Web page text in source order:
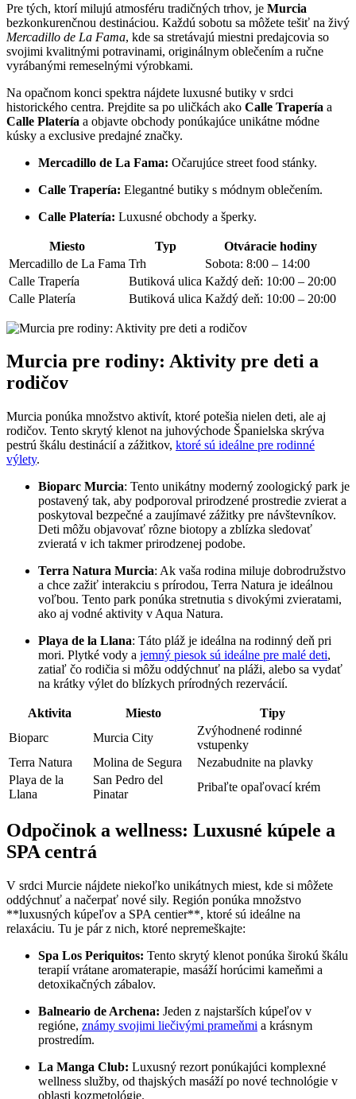
Pre tých, ktorí ​milujú‍ atmosféru tradičných trhov, je Murcia
bezkonkurenčnou​ destináciou. Každú sobotu​ sa môžete tešiť na živý
Mercadillo de‍ La ‍Fama, kde sa stretávajú ‍miestni predajcovia so⁤
svojimi kvalitnými potravinami, originálnym oblečením a ručne
vyrábanými remeselnými výrobkami.
Na opačnom konci spektra nájdete luxusné butiky‌ v⁣ srdci
historického centra. Prejdite sa po uličkách ako Calle Trapería a
Calle Platería a objavte obchody ponúkajúce ⁢unikátne módne
kúsky a exclusive predajné značky.
Mercadillo de La Fama: Očarujúce‍ street food stánky.
Calle Trapería: Elegantné butiky s módnym oblečením.
Calle Platería: Luxusné obchody a‍ šperky.
Miesto Typ
Otváracie hodiny
Mercadillo de La Fama Trh
Sobota: 8:00 – ⁤14:00
Calle Trapería
Butiková ulica Každý deň: 10:00 – 20:00
Calle Platería
Butiková ulica Každý deň:‍ 10:00 – 20:00
Murcia pre rodiny: Aktivity pre deti a
rodičov
Murcia ponúka množstvo aktivít, ktoré potešia nielen deti, ale aj
rodičov. Tento ⁢skrytý klenot na⁤ juhovýchode Španielska skrýva
pestrú škálu destinácií a zážitkov, ktoré sú ideálne pre rodinné
výlety.
Bioparc Murcia: Tento unikátny moderný zoologický park je
postavený‍ tak, aby podporoval prirodzené⁤ prostredie zvierat a
poskytoval bezpečné a zaujímavé ⁤zážitky pre návštevníkov.
Deti môžu objavovať rôzne⁢ biotopy a zblízka sledovať
‍zvieratá⁢ v ich takmer prirodzenej podobe.
Terra Natura Murcia: Ak vaša rodina miluje ⁤dobrodružstvo
a chce zažiť interakciu s ‌prírodou, Terra Natura je ideálnou
voľbou. Tento ‌park ponúka stretnutia s divokými zvieratami,
ako aj vodné aktivity ‍v Aqua Natura.
Playa de la Llana: Táto pláž⁣ je ideálna na rodinný deň pri
mori. Plytké vody a jemný piesok sú ideálne pre malé deti,
zatiaľ čo rodičia si môžu oddýchnuť na pláži, alebo sa vydať
na krátky ‌výlet do blízkych prírodných rezervácií.
Aktivita Miesto
Tipy
Bioparc
Murcia City
Zvýhodnené rodinné
vstupenky
Terra Natura
Molina de Segura
Nezabudnite na plavky
Playa de la
Llana
San Pedro del⁢
Pinatar
Pribaľte​ opaľovací krém
Odpočinok a wellness:⁣ Luxusné kúpele a
SPA ‌centrá
V srdci Murcie‍ nájdete niekoľko unikátnych miest, kde si môžete
oddýchnuť ⁤a načerpať nové sily. Región ponúka množstvo‍
**luxusných ⁣kúpeľov a ‌SPA centier**, ktoré ⁣sú ideálne na⁢
relaxáciu. Tu je​ pár z nich, ‍ktoré nepremeškajte:
Spa Los Periquitos: Tento skrytý klenot ponúka širokú škálu
terapií vrátane aromaterapie, masáží horúcimi kameňmi a
detoxikačných zábalov.
Balneario de Archena: Jeden z najstarších ‌kúpeľov v
regióne, známy svojimi liečivými prameňmi a krásnym
prostredím.
La Manga Club: Luxusný rezort ponúkajúci komplexné
wellness služby, od thajských masáží po nové ‍technológie v
oblasti kozmetológie.